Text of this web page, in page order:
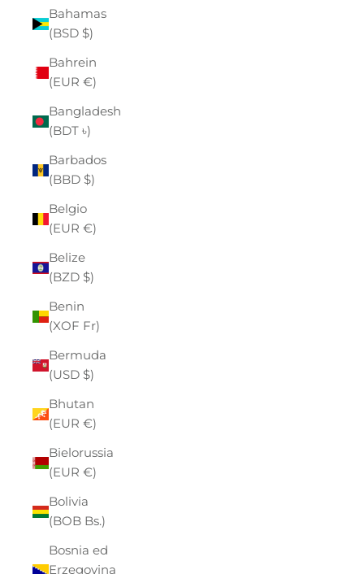
Bahamas
(BSD $)
Bahrein
(EUR €)
Bangladesh
(BDT ৳)
Barbados
(BBD $)
Belgio
(EUR €)
Belize
(BZD $)
Benin
(XOF Fr)
Bermuda
(USD $)
Bhutan
(EUR €)
Bielorussia
(EUR €)
Bolivia
(BOB Bs.)
Bosnia ed
Erzegovina